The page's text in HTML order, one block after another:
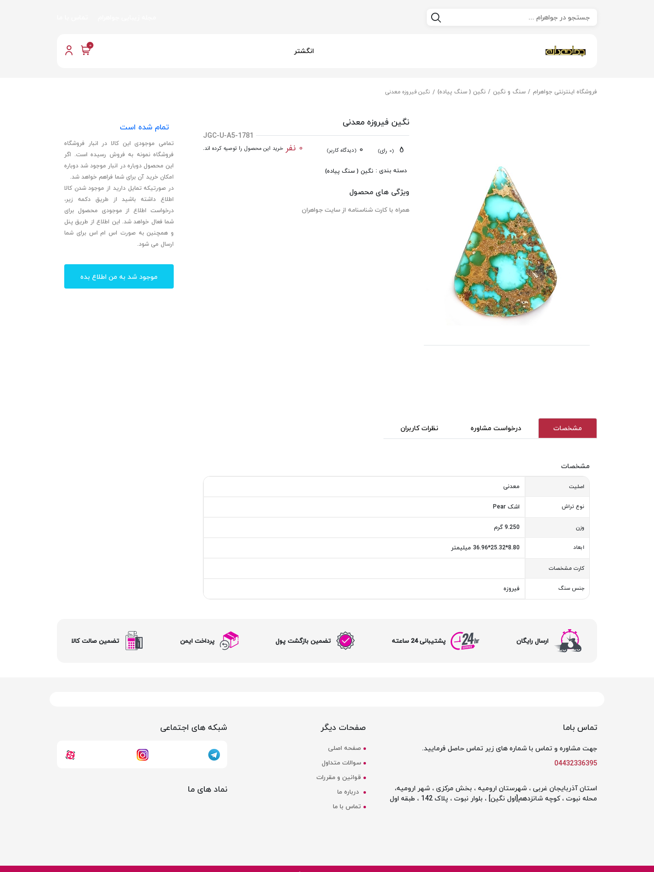
انگشتر 0
فروشگاه اینترنتی جواهرام سنگ و نگین نگین ( سنگ پیاده) نگین فیروزه معدنی
نگین فیروزه معدنی
JGC-U-A5-1781
(0 رای) 0 (دیدگاه کاربر) 0 نفر خرید این محصول را توصیه کرده اند.
دسته بندی : نگین ( سنگ پیاده)
ویژگی های محصول
همراه با کارت شناسنامه از سایت جواهران
مشخصات درخواست مشاوره نظرات کاربران
مشخصات
اصلیت معدنی
نوع تراش اشک Pear
وزن 9.250 گرم
ابعاد 8.80*25.32*36.96 میلیمتر
کارت مشخصات
جنس سنگ فیروزه
تمام شده است
تمامی موجودی این کالا در انبار فروشگاه
فروشگاه نمونه به فروش رسیده است. اگر
این محصول دوباره در انبار موجود شد دوباره
امکان خرید آن برای شما فراهم خواهد شد.
در صورتیکه تمایل دارید از موجود شدن کالا
اطلاع داشته باشید از طریق دکمه زیر،
درخواست اطلاع از موجودی محصول برای
شما فعال خواهد شد. این اطلاع از طریق پنل
و همچنین به صورت اس ام اس برای شما
ارسال می شود.
موجود شد به من اطلاع بده
ارسال رایگان پشتیبانی 24 ساعته تضمین بازگشت پول پرداخت ایمن تضمین صالت کالا
تماس باما
جهت مشاوره و تماس با شماره های زیر تماس حاصل فرمایید.
04432336395
استان آذربایجان غربی ، شهرستان ارومیه ، بخش مرکزی ، شهر ارومیه،
محله نبوت ، کوچه شانزدهم[اول نگین] ، بلوار نبوت ، پلاک 142 ، طبقه اول
صفحات دیگر
صفحه اصلی
سوالات متداول
قوانین و مقررات
درباره ما
تماس با ما
شبکه های اجتماعی
نماد های ما